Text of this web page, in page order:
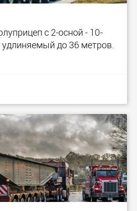
с 2-осной - 10-
удлиняемый до 36 метров.